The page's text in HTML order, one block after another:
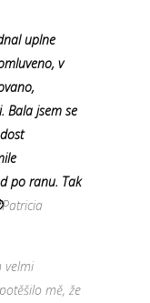
uplne
v
Bala jsem se
po ranu. Tak
Patricia
velmi
mě, že